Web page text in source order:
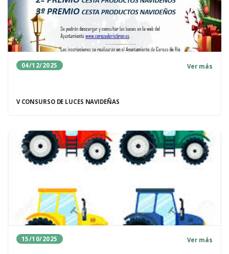
04/12/2025 Ver más
V CONSURSO DE LUCES NAVIDEÑAS
15/10/2025 Ver más